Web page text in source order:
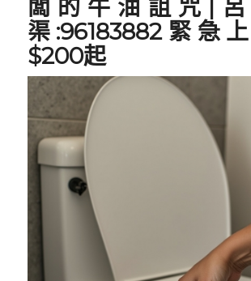
闆的牛油詛咒|
渠:96183882緊急
$200起